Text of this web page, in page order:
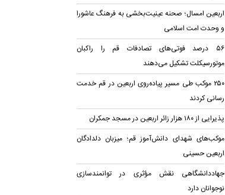
اربعین امسال؛ صحنه عینیت‌بخشی به فرهنگ عاشورا
و وحدت امت اسلامی
۵۶ درصد فوتی‌های تصادفات قم را راکبان
موتورسیکلت تشکیل می‌دهند
۲۵۰ موکب طی مسیر پیاده‌روی اربعین در قم خدمت
رسانی کردند
پذیرایی از ۱۸۰ هزار زائر اربعین در مسجد جمکران
موکب‌های شهدای دانش‌آموز قم؛ میزبان دلدادگان
اربعین حسینی
جهاددانشگاهی نقش مؤثری در توانمندسازی
نوجوانان دارد